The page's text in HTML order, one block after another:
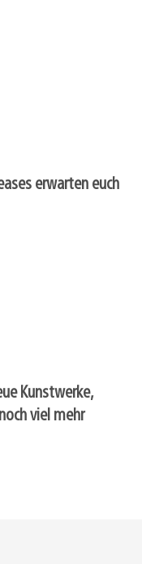
erwarten euch
Kunstwerke,
viel mehr